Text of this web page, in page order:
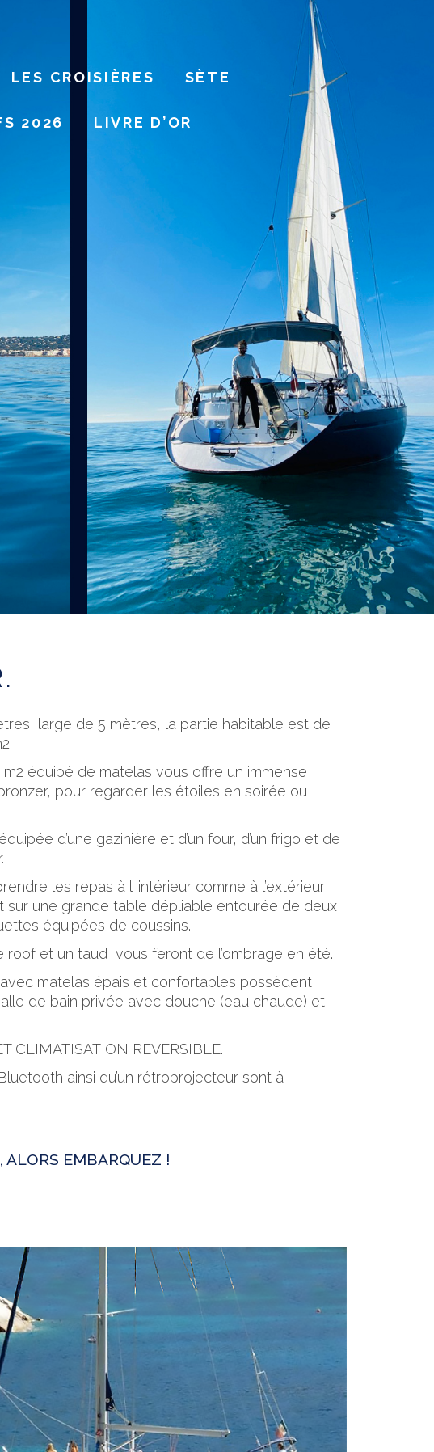
LES CROISIÈRES SÈTE
2026 LIVRE D’OR
large de 5 mètres, la partie habitable est de
équipé de matelas vous offre un immense
pour regarder les étoiles en soirée ou
d’une gazinière et d’un four, d’un frigo et de
les repas à l’ intérieur comme à l’extérieur
sur une grande table dépliable entourée de deux
équipées de coussins.
roof et un taud vous feront de l’ombrage en été.
matelas épais et confortables possèdent
de bain privée avec douche (eau chaude) et
CLIMATISATION REVERSIBLE.
ainsi qu’un rétroprojecteur sont à
ALORS EMBARQUEZ !